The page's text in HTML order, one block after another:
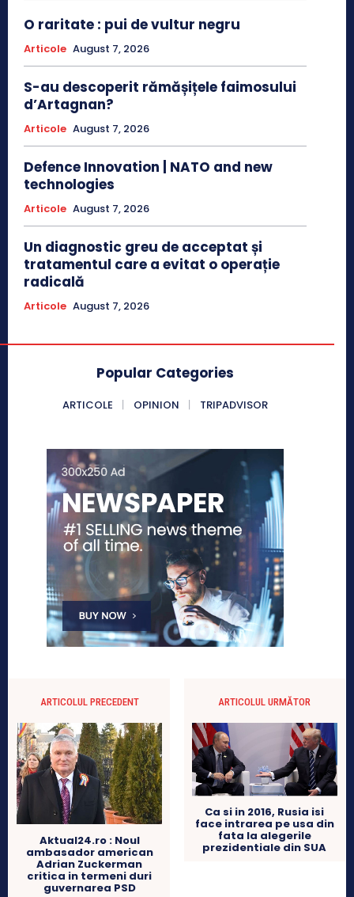
O raritate : pui de vultur negru
Articole August 7, 2026
S-au descoperit rămășițele faimosului
d’Artagnan?
Articole August 7, 2026
Defence Innovation | NATO and new
technologies
Articole August 7, 2026
Un diagnostic greu de acceptat și
tratamentul care a evitat o operație
radicală
Articole August 7, 2026
Popular Categories
ARTICOLE OPINION TRIPADVISOR
ARTICOLUL PRECEDENT
Aktual24.ro : Noul
ambasador american
Adrian Zuckerman
critica in termeni duri
guvernarea PSD
ARTICOLUL URMĂTOR
Ca si in 2016, Rusia isi
face intrarea pe usa din
fata la alegerile
prezidentiale din SUA